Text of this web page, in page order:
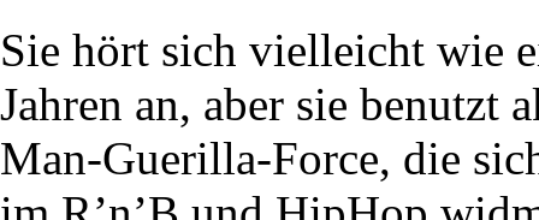
Sie hört sich vielleicht wie
Jahren an, aber sie benutzt
Man-Guerilla-Force, die